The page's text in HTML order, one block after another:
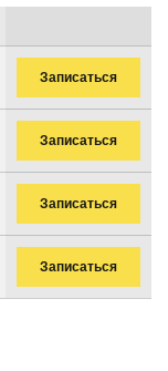
Записаться
Записаться
Записаться
Записаться